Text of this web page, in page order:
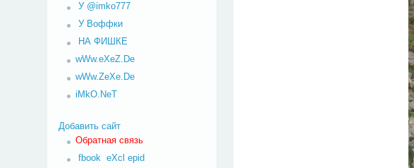
У @imko777
У Воффки
НА ФИШКЕ
wWw.eXeZ.De
wWw.ZeXe.De
iMkO.NeT
Добавить сайт
Обратная связь
fbook eXcl epid